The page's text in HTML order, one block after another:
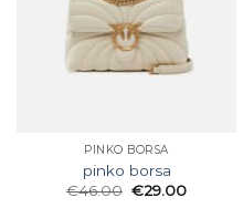
PINKO BORSA
pinko borsa
€46.00 €29.00